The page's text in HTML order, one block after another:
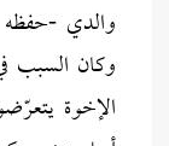
والدي -
وكان السبب
الإخوة